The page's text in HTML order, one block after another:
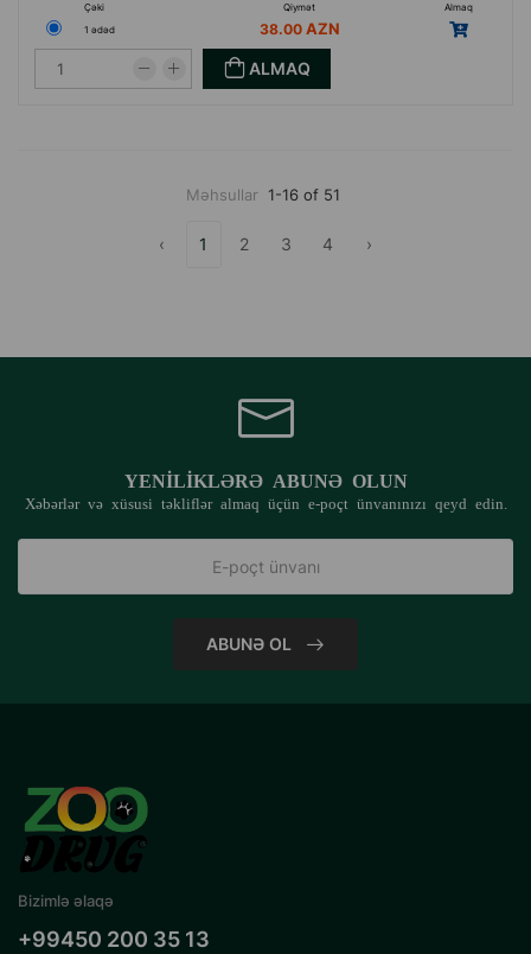
Çəki Qiymət
Almaq
1 ədəd
38.00
ALMAQ
Məhsullar 1-16 of 51
‹ 1 2 3 4 ›
YENILIKLƏRƏ ABUNƏ OLUN
Xəbərlər və xüsusi təkliflər almaq üçün e-poçt ünvanınızı qeyd edin.
ABUNƏ OL
Bizimlə əlaqə
+99450 200 35 13